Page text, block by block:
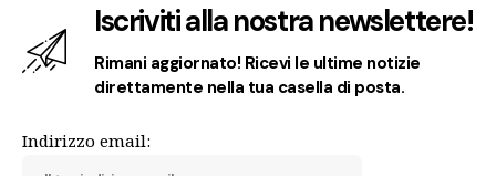
Iscriviti alla nostra newslettere!
Rimani aggiornato! Ricevi le ultime notizie
direttamente nella tua casella di posta.
Indirizzo email: